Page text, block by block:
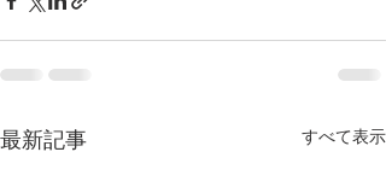
最新記事 すべて表示